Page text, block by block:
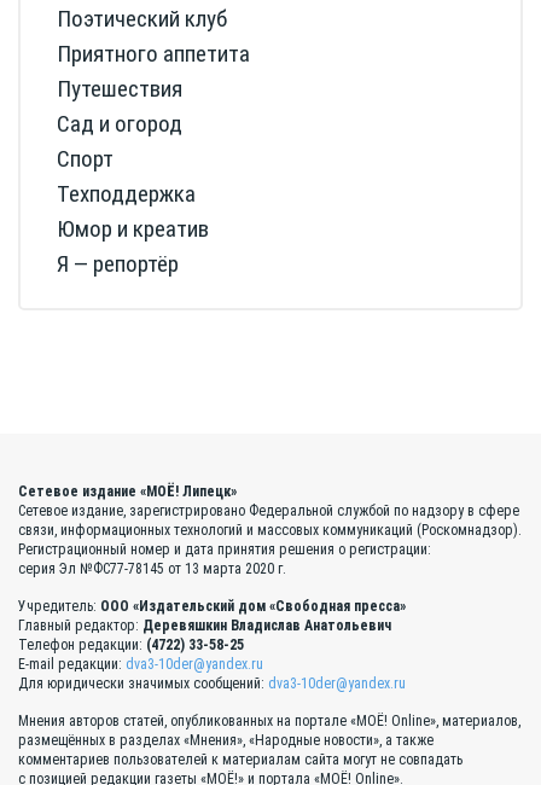
Поэтический клуб
Приятного аппетита
Путешествия
Сад и огород
Спорт
Техподдержка
Юмор и креатив
Я — репортёр
Сетевое издание «МОЁ! Липецк»
Сетевое издание, зарегистрировано Федеральной службой по надзору в сфере
связи, информационных технологий и массовых коммуникаций (Роскомнадзор).
Регистрационный номер и дата принятия решения о регистрации:
серия Эл №ФС77-78145 от 13 марта 2020 г.
Учредитель: ООО «Издательский дом «Свободная пресса»
Главный редактор: Деревяшкин Владислав Анатольевич
Телефон редакции: (4722) 33-58-25
E-mail редакции: dva3-10der@yandex.ru
Для юридически значимых сообщений: dva3-10der@yandex.ru
Мнения авторов статей, опубликованных на портале «МОЁ! Online», материалов,
размещённых в разделах «Мнения», «Народные новости», а также
комментариев пользователей к материалам сайта могут не совпадать
с позицией редакции газеты «МОЁ!» и портала «МОЁ! Online».